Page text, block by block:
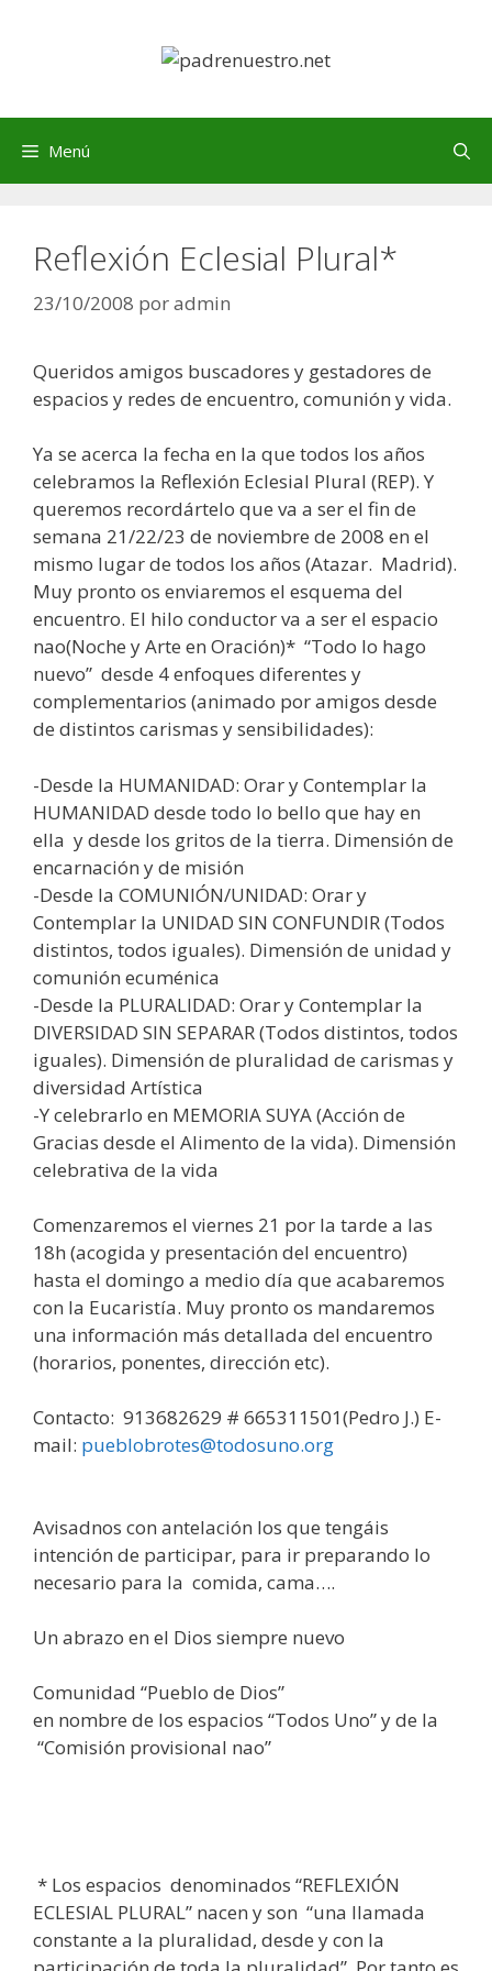
Menú
Reflexión Eclesial Plural*
23/10/2008 poradmin
Queridos amigos buscadores y gestadores de
espacios y redes de encuentro, comunión y vida.
Ya se acerca la fecha en la que todos los años
celebramos la Reflexión Eclesial Plural (REP). Y
queremos recordártelo que va a ser el fin de
semana 21/22/23 de noviembre de 2008 en el
mismo lugar de todos los años (Atazar. Madrid).
Muy pronto os enviaremos el esquema del
encuentro. El hilo conductor va a ser el espacio
nao(Noche y Arte en Oración)* “Todo lo hago
nuevo” desde 4 enfoques diferentes y
complementarios (animado por amigos desde
de distintos carismas y sensibilidades):
-Desde la HUMANIDAD: Orar y Contemplar la
HUMANIDAD desde todo lo bello que hay en
ella y desde los gritos de la tierra. Dimensión de
encarnación y de misión
-Desde la COMUNIÓN/UNIDAD: Orar y
Contemplar la UNIDAD SIN CONFUNDIR (Todos
distintos, todos iguales). Dimensión de unidad y
comunión ecuménica
-Desde la PLURALIDAD: Orar y Contemplar la
DIVERSIDAD SIN SEPARAR (Todos distintos, todos
iguales). Dimensión de pluralidad de carismas y
diversidad Artística
-Y celebrarlo en MEMORIA SUYA (Acción de
Gracias desde el Alimento de la vida). Dimensión
celebrativa de la vida
Comenzaremos el viernes 21 por la tarde a las
18h (acogida y presentación del encuentro)
hasta el domingo a medio día que acabaremos
con la Eucaristía. Muy pronto os mandaremos
una información más detallada del encuentro
(horarios, ponentes, dirección etc).
Contacto: 913682629 # 665311501(Pedro J.) E-
mail: pueblobrotes@todosuno.org
Avisadnos con antelación los que tengáis
intención de participar, para ir preparando lo
necesario para la comida, cama….
Un abrazo en el Dios siempre nuevo
Comunidad “Pueblo de Dios”
en nombre de los espacios “Todos Uno” y de la
“Comisión provisional nao”
* Los espacios denominados “REFLEXIÓN
ECLESIAL PLURAL” nacen y son “una llamada
constante a la pluralidad, desde y con la